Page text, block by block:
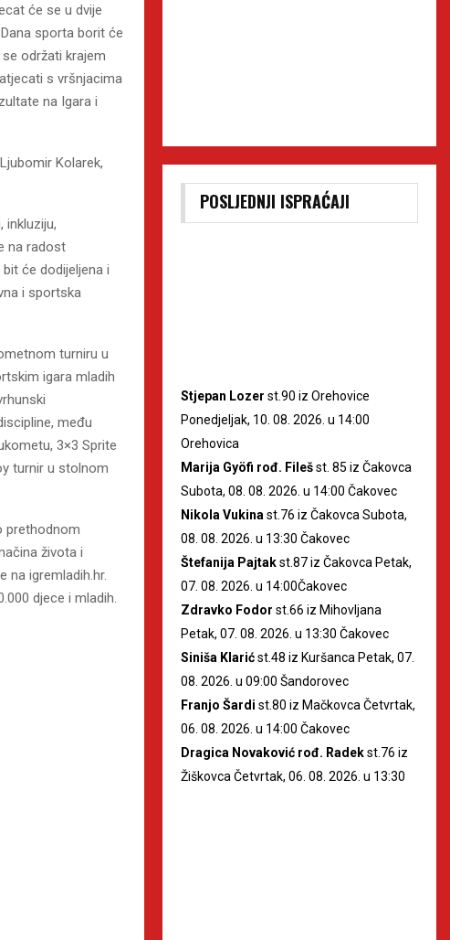
će se u dvije
sporta borit će
održati krajem
s vršnjacima
na Igara i
Kolarek,
inkluziju,
na radost
će dodijeljena i
i sportska
turniru u
igara mladih
među
3×3 Sprite
turnir u stolnom
prethodnom
života i
na igremladih.hr.
djece i mladih.
POSLJEDNJI ISPRAĆAJI
Stjepan Lozer st.90 iz Orehovice
Ponedjeljak, 10. 08. 2026. u 14:00
Orehovica
Marija Gyöfi rođ. Filešst. 85 iz Čakovca
Subota, 08. 08. 2026. u 14:00 Čakovec
Nikola Vukina st.76 iz Čakovca Subota,
08. 08. 2026. u 13:30 Čakovec
Štefanija Pajtakst.87 iz Čakovca Petak,
07. 08. 2026. u 14:00Čakovec
Zdravko Fodor st.66 iz Mihovljana
Petak, 07. 08. 2026. u 13:30 Čakovec
Siniša Klarićst.48 iz Kuršanca Petak, 07.
08. 2026. u 09:00 Šandorovec
Franjo Šardi st.80 iz Mačkovca Četvrtak,
06. 08. 2026. u 14:00 Čakovec
Dragica Novaković rođ. Radekst.76 iz
Žiškovca Četvrtak, 06. 08. 2026. u 13:30